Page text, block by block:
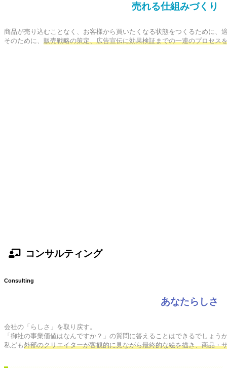
売れる仕組みづくり
商品が売り込むことなく、お客様から買いたくなる状態をつくるために
そのために、 販売戦略の策定、広告宣伝に効果検証までの一連のプロセス
コンサルティング
Consulting
あなたらしさ
会社の「らしさ」を取り戻す。
「御社の事業価値はなんですか？」の質問に答えることはできるでしょう
私ども外部のクリエイターが客観的に見ながら最終的な絵を描き、商品・